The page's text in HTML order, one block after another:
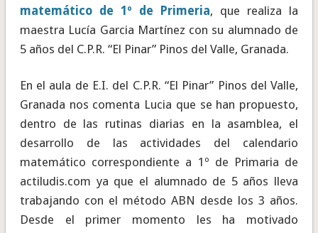
matemático de 1º de Primeria, que realiza la
maestra Lucía Garcia Martínez con su alumnado de
5 años del C.P.R. “El Pinar” Pinos del Valle, Granada.
En el aula de E.I. del C.P.R. “El Pinar” Pinos del Valle,
Granada nos comenta Lucia que se han propuesto,
dentro de las rutinas diarias en la asamblea, el
desarrollo de las actividades del calendario
matemático correspondiente a 1º de Primaria de
actiludis.com ya que el alumnado de 5 años lleva
trabajando con el método ABN desde los 3 años.
Desde el primer momento les ha motivado